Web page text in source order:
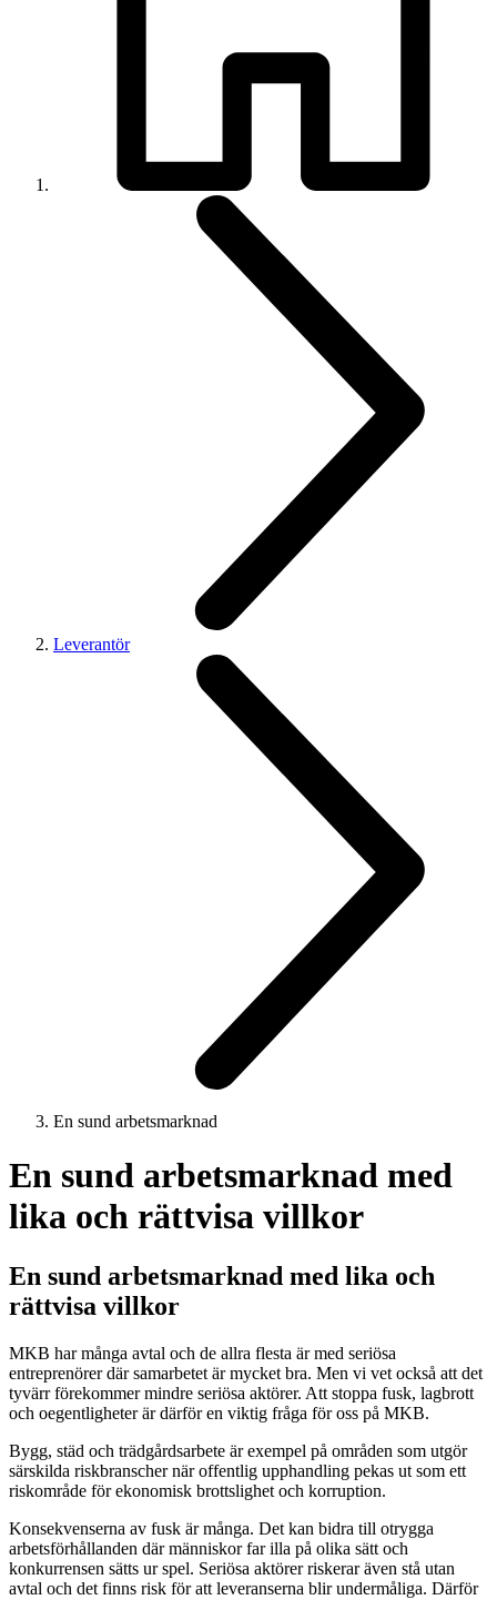
Leverantör
En sund arbetsmarknad
En sund arbetsmarknad med
lika och rättvisa villkor
En sund arbetsmarknad med lika och
rättvisa villkor
MKB har många avtal och de allra flesta är med seriösa
entreprenörer där samarbetet är mycket bra. Men vi vet också att det
tyvärr förekommer mindre seriösa aktörer. Att stoppa fusk, lagbrott
och oegentligheter är därför en viktig fråga för oss på MKB.
Bygg, städ och trädgårdsarbete är exempel på områden som utgör
särskilda riskbranscher när offentlig upphandling pekas ut som ett
riskområde för ekonomisk brottslighet och korruption.
Konsekvenserna av fusk är många. Det kan bidra till otrygga
arbetsförhållanden där människor far illa på olika sätt och
konkurrensen sätts ur spel. Seriösa aktörer riskerar även stå utan
avtal och det finns risk för att leveranserna blir undermåliga. Därför